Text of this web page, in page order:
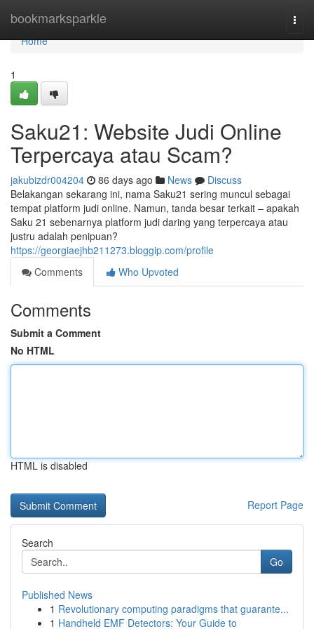
bookmarksparkle
Home
Home
1
Saku21: Website Judi Online
Terpercaya atau Scam?
jakubizdr004204 86 days ago News
Discuss
Belakangan sekarang ini, nama Saku21 sering muncul sebagai
tempat platform judi online. Namun, tanda besar terkait – apakah
Saku 21 sebenarnya platform judi daring yang terpercaya atau
justru adalah penipuan?
https://georgiaejhb211273.bloggip.com/profile
Comments
Who Upvoted
Comments
Submit a Comment
No HTML
HTML is disabled
Report Page
Search
Go
Published News
1 Revolutionary computing paradigms that guarante...
1 Handheld EMF Detectors: Your Guide to